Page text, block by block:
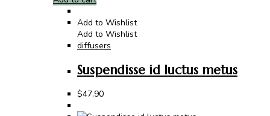
Add to Wishlist
Add to Wishlist
diffusers
Suspendisse id luctus metus
$47.90